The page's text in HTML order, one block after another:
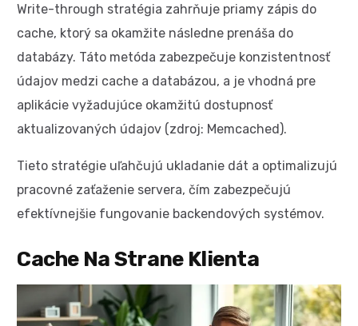
Write-through stratégia zahrňuje priamy zápis do
cache, ktorý sa okamžite následne prenáša do
databázy. Táto metóda zabezpečuje konzistentnosť
údajov medzi cache a databázou, a je vhodná pre
aplikácie vyžadujúce okamžitú dostupnosť
aktualizovaných údajov (zdroj: Memcached).
Tieto stratégie uľahčujú ukladanie dát a optimalizujú
pracovné zaťaženie servera, čím zabezpečujú
efektívnejšie fungovanie backendových systémov.
Cache Na Strane Klienta